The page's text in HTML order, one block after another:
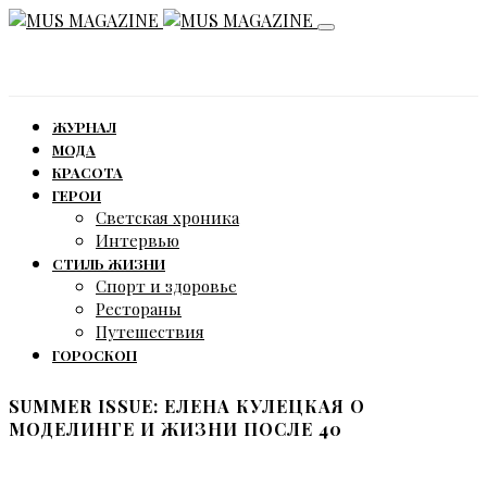
ЖУРНАЛ
МОДА
КРАСОТА
ГЕРОИ
Светская хроника
Интервью
СТИЛЬ ЖИЗНИ
Спорт и здоровье
Рестораны
Путешествия
ГОРОСКОП
SUMMER ISSUE: ЕЛЕНА КУЛЕЦКАЯ О
МОДЕЛИНГЕ И ЖИЗНИ ПОСЛЕ 40